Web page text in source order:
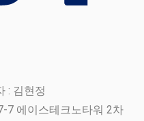
: 김현정
7 에이스테크노타워 2차